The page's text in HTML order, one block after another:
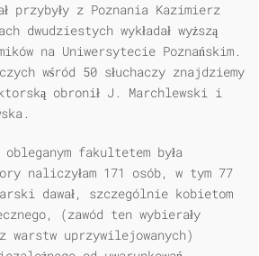
przybyły z Poznania Kazimierz
dwudziestych wykładał wyższą
na Uniwersytecie Poznańskim.
wśród 50 słuchaczy znajdziemy
obronił J. Marchlewski i
fakultetem była
naliczyłam 171 osób, w tym 77
dawał, szczególnie kobietom
(zawód ten wybierały
uprzywilejowanych)